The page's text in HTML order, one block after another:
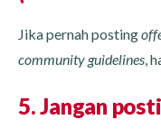
Jika pernah posting
community guidelines ,
5. Jangan